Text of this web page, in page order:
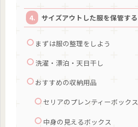
サイズアウトした服を保管する
まずは服の整理をしよう
洗濯・漂泊・天日干し
おすすめの収納用品
セリアのプレンティーボックス
中身の見えるボックス